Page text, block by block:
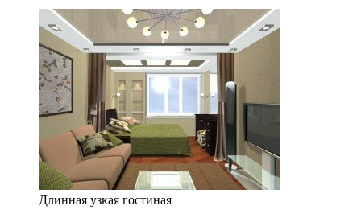
Длинная узкая гостиная